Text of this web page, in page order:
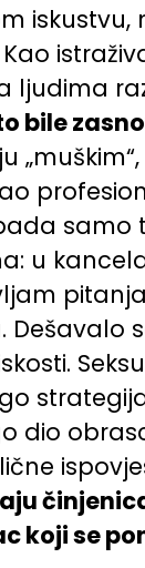
ljudima
bile
u
dio
koji se